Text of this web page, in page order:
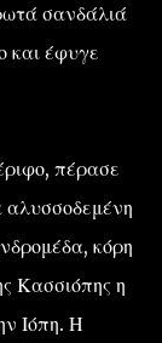
σανδάλιά
και έφυγε
πέρασε
αλυσσοδεμένη
κόρη
Κασσιόπης η
Ιόπη. Η